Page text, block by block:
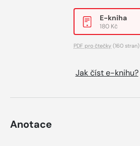
E-kniha
180 Kč
PDF pro čtečky (160 stran)
Jak číst e-knihu?
Anotace